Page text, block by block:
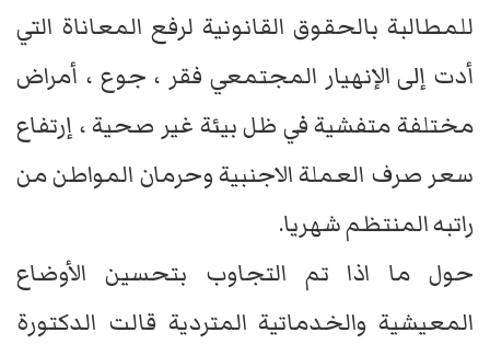
للمطالبة بالحقوق القانونية لرفع المعاناة التي
أدت إلى الإنهيار المجتمعي فقر ، جوع ، أمراض
مختلفة متفشية في ظل بيئة غير صحية ، إرتفاع
سعر صرف العملة الاجنبية وحرمان المواطن من
راتبه المنتظم شهريا.
حول ما اذا تم التجاوب بتحسين الأوضاع
المعيشية والخدماتية المتردية قالت الدكتورة